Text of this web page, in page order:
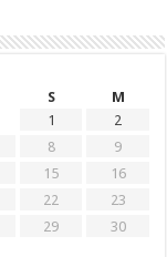
S
M
1
2
8
9
15
16
22
23
29
30